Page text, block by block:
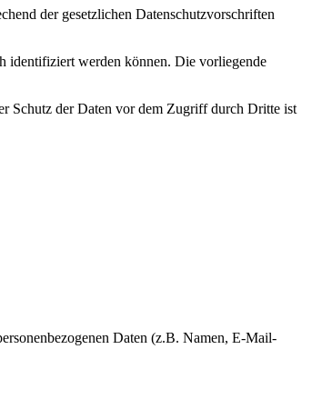
der gesetzlichen Datenschutzvorschriften
identifiziert werden können. Die vorliegende
Schutz der Daten vor dem Zugriff durch Dritte ist
Daten (z.B. Namen, E-Mail-